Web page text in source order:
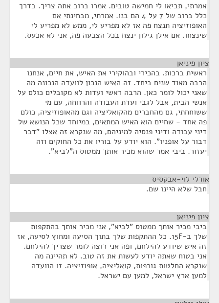
אמרתי, תביאו לי חמישה טובים. אמרו ברוב אתה צריך. בדרך
כלל ברוב של 7 על 4 הם בנו. אמרתי, מבחינתי אם
האופוזיציה תנצח פה אז לא מפריע לי, ממש לא מפריע לי
שינצחו. אם אילן גילון ינצח בכל הצבעה פה, אני לא אכעס.
ציון פיניאן
ראשית ברכות. בהכירי ובהוקירי את האיש, את חיים, אנחנו
הרבה מאוד שנים ביחד. זה האיש הנכון לוועדה הנכונה מה
שאני יכול לומר כאן. הרבה ראשי ועדות לא מקובלים כולם על
אנשי הבית, אבל לגבי ועדת העבודה והרווחה, עם מי
ששוחחתי, גם מהחברים מהקואליציה וגם מהאופוזיציה, כולם
פה אחד - שחיים הוא האיש המתאים, במיוחד שכל הנושא של
דיני עבודה ודיני פנסיה למיניהם, מה שנקרא זה אצלו "דבר
דבור על אופניו". הוא יודע על בוריו את כל החוקים וזה
יעזור. ביבי אמר שהוא מכיר אותך ממטוס ה"לביא".
אורלי לוי-אבקסיס
חבל שלא היינו שם.
ציון פיניאן
ביבי מכיר אותך ממטוס "לביא", אני מכיר אותך בהתקפות
שלך ב-15F. כל ההתקפות שלך בתוך הסיעה ומחוץ לסיעה, אז
זה איש שיודע להילחם, ופה אני רוצה לומר שצריך להילחם.
אני בטוח שאתה יודע לעשות את זה טוב. לא תהיינה מה
שנקרא החלטות גורפות, קואליציה, אופוזיציה. זו הוועדה
למען ארץ ישראל, למען עם ישראל.